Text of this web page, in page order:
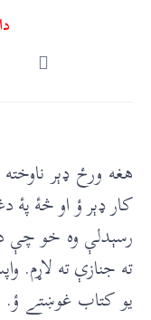
هغه ورځ ډېر
کار ډېر ؤ او څۀ
رسېدلې وه خو چې د
ته جنازې ته لاړم.
يو کتاب غوښتے ؤ.